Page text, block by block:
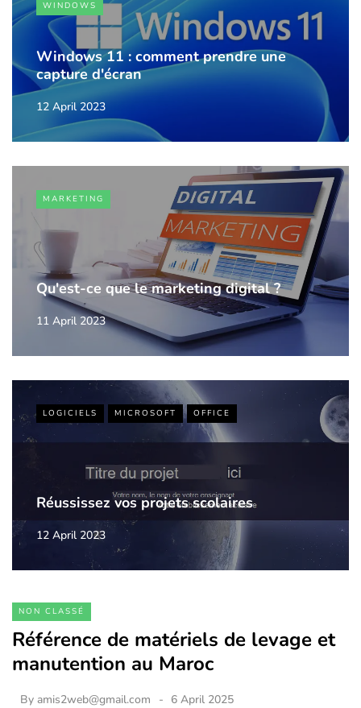
WINDOWS
Windows 11 : comment prendre une
capture d'écran
12 April 2023
MARKETING
Qu'est-ce que le marketing digital ?
11 April 2023
LOGICIELS MICROSOFT OFFICE
Réussissez vos projets scolaires
12 April 2023
NON CLASSÉ
Référence de matériels de levage et
manutention au Maroc
By amis2web@gmail.com 6 April 2025